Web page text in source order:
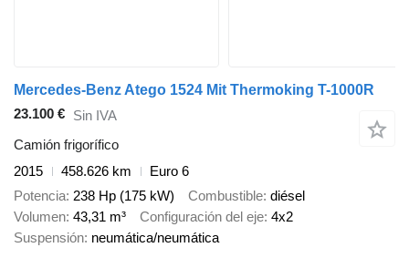
Mercedes-Benz Atego 1524 Mit Thermoking T-1000R
23.100 € Sin IVA
Camión frigorífico
2015
458.626 km
Euro 6
Potencia 238 Hp (175 kW) Combustible diésel
Volumen 43,31 m³ Configuración del eje 4x2
Suspensión neumática/neumática